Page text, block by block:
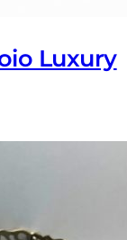
Luxury